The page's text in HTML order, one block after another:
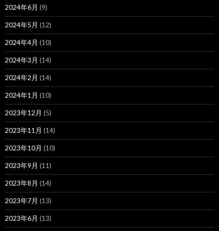
2024年6月 (9)
2024年5月 (12)
2024年4月 (10)
2024年3月 (14)
2024年2月 (14)
2024年1月 (10)
2023年12月 (5)
2023年11月 (14)
2023年10月 (10)
2023年9月 (11)
2023年8月 (14)
2023年7月 (13)
2023年6月 (13)